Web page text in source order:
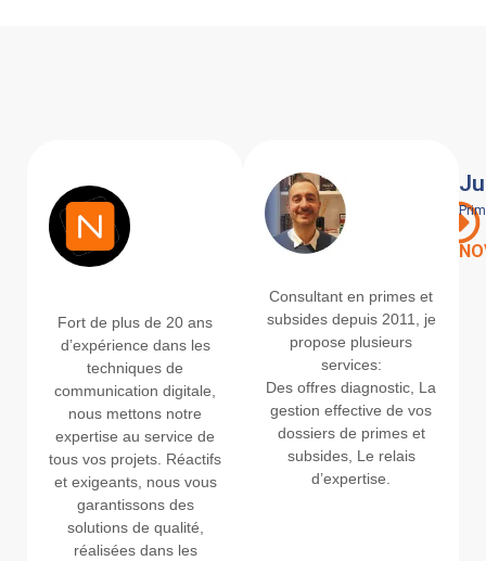
Marco Moreira
Technologie - Web -
Communication
Fort de plus de 20 ans
d’expérience dans les
techniques de
communication digitale,
nous mettons notre
expertise au service de
tous vos projets. Réactifs
et exigeants, nous vous
garantissons des
solutions de qualité,
réalisées dans les
Consultant en primes et
subsides depuis 2011, je
propose plusieurs
services:
Des offres diagnostic, La
gestion effective de vos
dossiers de primes et
subsides, Le relais
d’expertise.